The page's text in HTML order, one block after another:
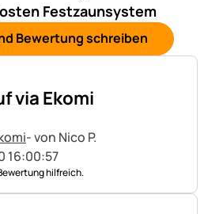
Festzaunsystem
Bewertung schreiben
via Ekomi
- von Nico P.
16:00:57
hilfreich.